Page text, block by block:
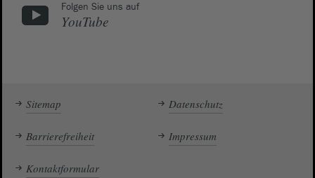
Folgen Sie uns auf
YouTube
Sitemap Datenschutz
Barrierefreiheit Impressum
Kontaktformular